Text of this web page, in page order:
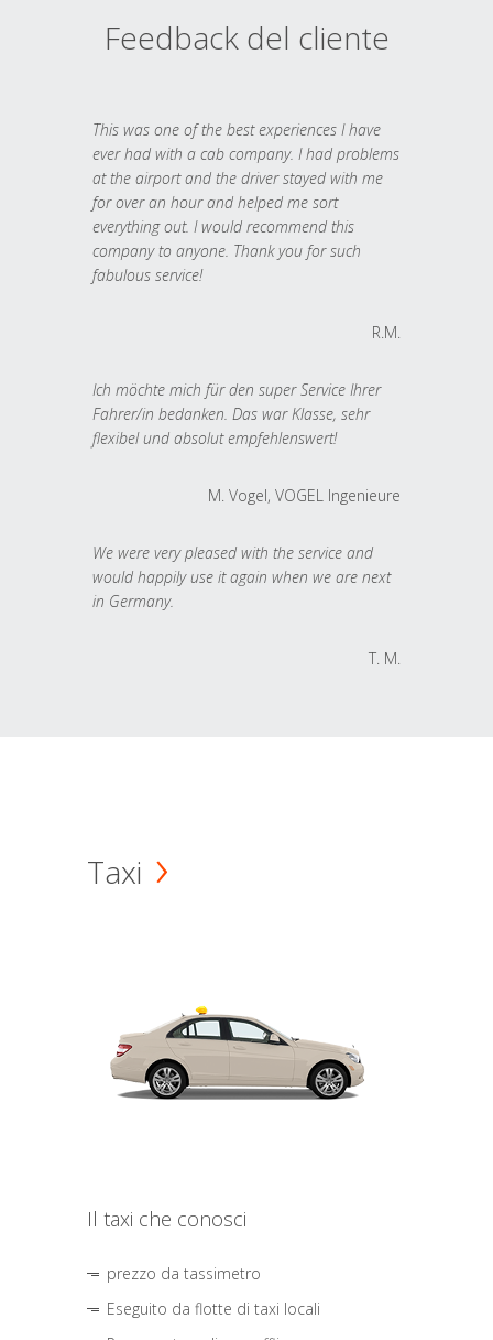
Feedback del cliente
This was one of the best experiences I have
ever had with a cab company. I had problems
at the airport and the driver stayed with me
for over an hour and helped me sort
everything out. I would recommend this
company to anyone. Thank you for such
fabulous service!
R.M.
Ich möchte mich für den super Service Ihrer
Fahrer/in bedanken. Das war Klasse, sehr
flexibel und absolut empfehlenswert!
M. Vogel, VOGEL Ingenieure
We were very pleased with the service and
would happily use it again when we are next
in Germany.
T. M.
Taxi
Il taxi che conosci
prezzo da tassimetro
Eseguito da flotte di taxi locali